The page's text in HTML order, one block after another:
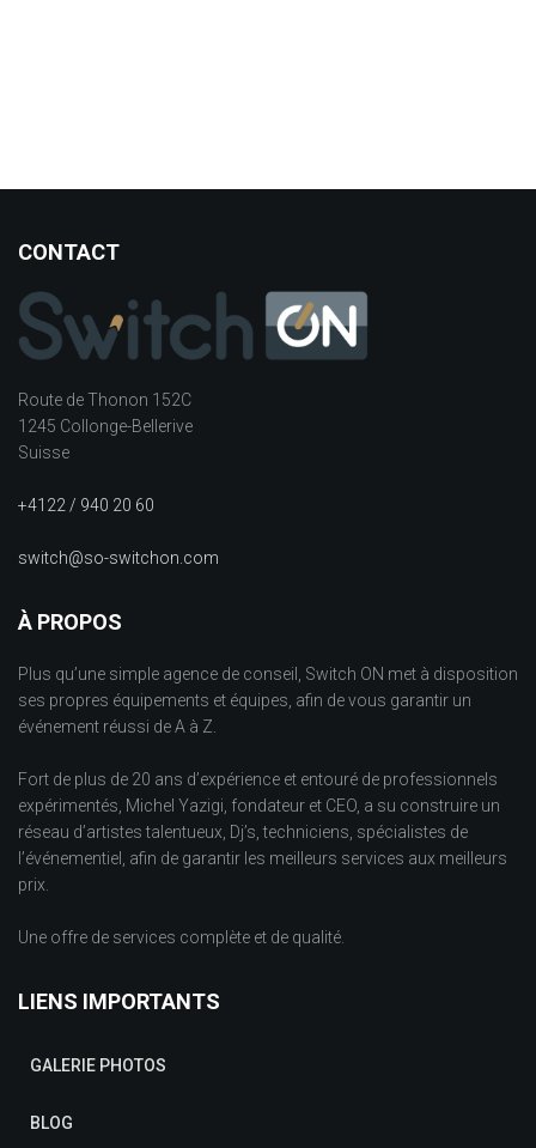
CONTACT
Route de Thonon 152C
1245 Collonge-Bellerive
Suisse
+4122 / 940 20 60
switch@so-switchon.com
À PROPOS
Plus qu’une simple agence de conseil, Switch ON met à disposition
ses propres équipements et équipes, afin de vous garantir un
événement réussi de A à Z.
Fort de plus de 20 ans d’expérience et entouré de professionnels
expérimentés, Michel Yazigi, fondateur et CEO, a su construire un
réseau d’artistes talentueux, Dj’s, techniciens, spécialistes de
l’événementiel, afin de garantir les meilleurs services aux meilleurs
prix.
Une offre de services complète et de qualité.
LIENS IMPORTANTS
GALERIE PHOTOS
BLOG